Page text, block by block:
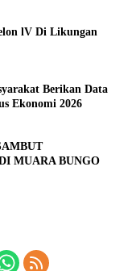
lV Di Likungan
Berikan Data
Ekonomi 2026
MUARA BUNGO